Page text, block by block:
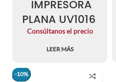
IMPRESORA
PLANA UV1016
Consúltanos el precio
LEER MÁS
-10%
-10%